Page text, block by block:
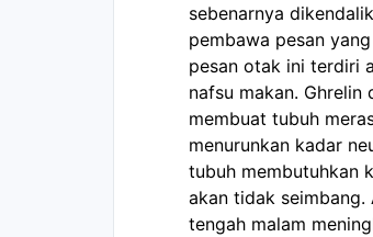
sebenarnya
pembawa pesan
pesan otak ini terdiri
nafsu makan.
membuat tubuh
menurunkan kadar
tubuh membutuhkan
akan tidak seimbang.
tengah malam